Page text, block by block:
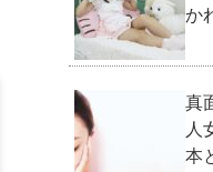
か
真
人
本